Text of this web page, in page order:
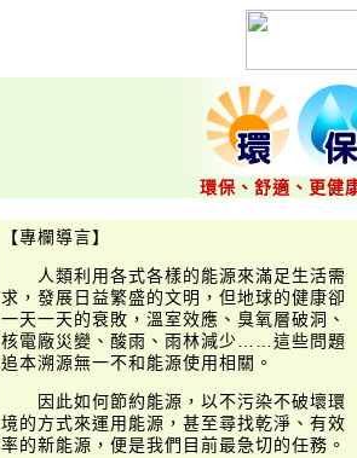
環保、舒適、更健
【專欄導言】
人類利用各式各樣的能源來滿足生活需
求，發展日益繁盛的文明，但地球的健康卻
一天一天的衰敗，溫室效應、臭氧層破洞、
核電廠災變、酸雨、雨林減少……這些問題
追本溯源無一不和能源使用相關。
因此如何節約能源，以不污染不破壞環
境的方式來運用能源，甚至尋找乾淨、有效
率的新能源，便是我們目前最急切的任務。